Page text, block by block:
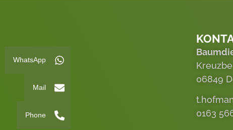
06849
0163
WhatsApp
Mail
Phone